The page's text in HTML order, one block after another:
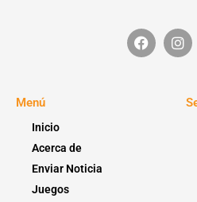
Menú
Inicio
Acerca de
Enviar Noticia
Juegos